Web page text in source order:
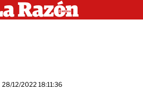
28/12/2022 18:11:36